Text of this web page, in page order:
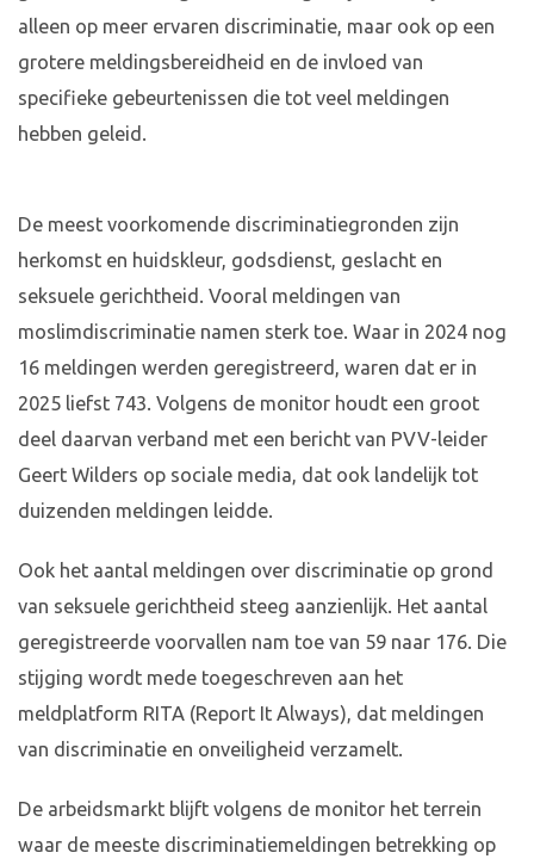
alleen op meer ervaren discriminatie, maar ook op een
grotere meldingsbereidheid en de invloed van
specifieke gebeurtenissen die tot veel meldingen
hebben geleid.
De meest voorkomende discriminatiegronden zijn
herkomst en huidskleur, godsdienst, geslacht en
seksuele gerichtheid. Vooral meldingen van
moslimdiscriminatie namen sterk toe. Waar in 2024 nog
16 meldingen werden geregistreerd, waren dat er in
2025 liefst 743. Volgens de monitor houdt een groot
deel daarvan verband met een bericht van PVV-leider
Geert Wilders op sociale media, dat ook landelijk tot
duizenden meldingen leidde.
Ook het aantal meldingen over discriminatie op grond
van seksuele gerichtheid steeg aanzienlijk. Het aantal
geregistreerde voorvallen nam toe van 59 naar 176. Die
stijging wordt mede toegeschreven aan het
meldplatform RITA (Report It Always), dat meldingen
van discriminatie en onveiligheid verzamelt.
De arbeidsmarkt blijft volgens de monitor het terrein
waar de meeste discriminatiemeldingen betrekking op